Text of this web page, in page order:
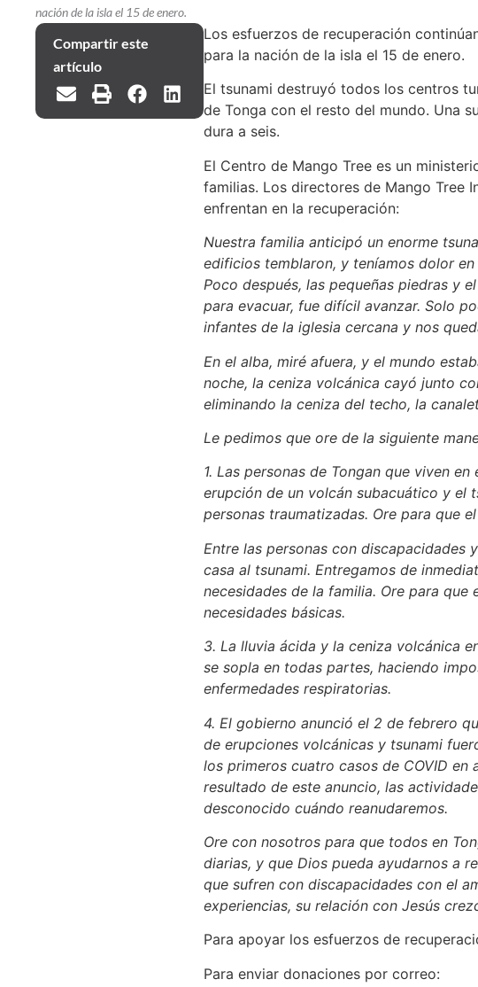
nación de la isla el 15 de enero.
Compartir este
artículo
Los esfuerzos de recuperación
para la nación de la isla el 15 de enero.
El tsunami destruyó todos los centros
de Tonga con el resto del mundo. Una
dura a seis.
El Centro de Mango Tree es un
familias. Los directores de Mango Tree
enfrentan en la recuperación:
Nuestra familia anticipó un enorme
edificios temblaron, y teníamos dolor
Poco después, las pequeñas piedras y
para evacuar, fue difícil avanzar. Solo
infantes de la iglesia cercana y nos
En el alba, miré afuera, y el mundo
noche, la ceniza volcánica cayó junto
eliminando la ceniza del techo, la
Le pedimos que ore de la siguiente
1. Las personas de Tongan que viven
erupción de un volcán subacuático y el
personas traumatizadas. Ore para que
Entre las personas con discapacidades
casa al tsunami. Entregamos de
necesidades de la familia. Ore para
necesidades básicas.
3. La lluvia ácida y la ceniza volcánica
se sopla en todas partes, haciendo
enfermedades respiratorias.
4. El gobierno anunció el 2 de febrero
de erupciones volcánicas y tsunami
los primeros cuatro casos de COVID en
resultado de este anuncio, las
desconocido cuándo reanudaremos.
Ore con nosotros para que todos en
diarias, y que Dios pueda ayudarnos a
que sufren con discapacidades con el
experiencias, su relación con Jesús
Para apoyar los esfuerzos de
Para enviar donaciones por correo: